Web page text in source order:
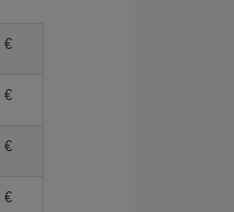
€
€
€
€